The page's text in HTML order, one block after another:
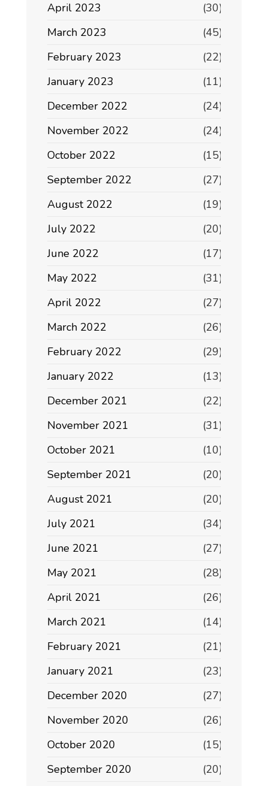
April 2023
(30)
March 2023
(45)
February 2023
(22)
January 2023
(11)
December 2022
(24)
November 2022
(24)
October 2022
(15)
September 2022
(27)
August 2022
(19)
July 2022
(20)
June 2022
(17)
May 2022
(31)
April 2022
(27)
March 2022
(26)
February 2022
(29)
January 2022
(13)
December 2021
(22)
November 2021
(31)
October 2021
(10)
September 2021
(20)
August 2021
(20)
July 2021
(34)
June 2021
(27)
May 2021
(28)
April 2021
(26)
March 2021
(14)
February 2021
(21)
January 2021
(23)
December 2020
(27)
November 2020
(26)
October 2020
(15)
September 2020
(20)